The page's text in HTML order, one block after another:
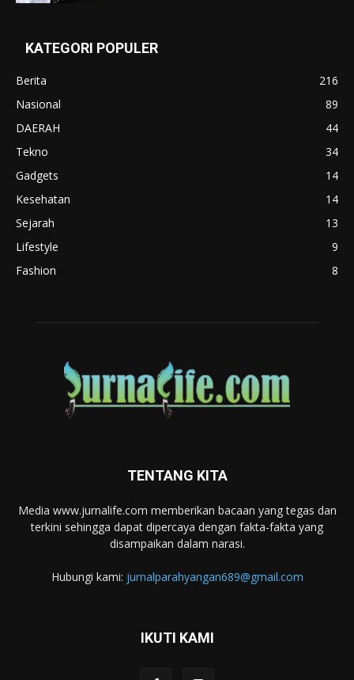
KATEGORI POPULER
Berita
216
Nasional
89
DAERAH
44
Tekno
34
Gadgets
14
Kesehatan
14
Sejarah
13
Lifestyle
9
Fashion
8
TENTANG KITA
Media www.jurnalife.com memberikan bacaan yang tegas dan
terkini sehingga dapat dipercaya dengan fakta-fakta yang
disampaikan dalam narasi.
Hubungi kami: jurnalparahyangan689@gmail.com
IKUTI KAMI